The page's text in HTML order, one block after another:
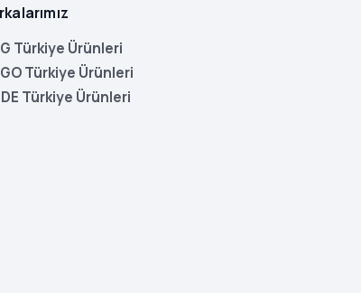
Türkiye Ürünleri
Türkiye Ürünleri
Türkiye Ürünleri